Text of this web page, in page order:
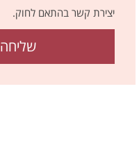
יצירת קשר בהתאם לחוק.
שליחה